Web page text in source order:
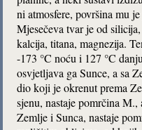
ni atmosfere, površina mu
Mjesečeva tvar je od
kalcija, titana, magnezija.
-173 °C noću i 127 °C
osvjetljava ga Sunce, a sa
dio koji je okrenut prema
sjenu, nastaje pomrčina
Zemlje i Sunca, nastaje